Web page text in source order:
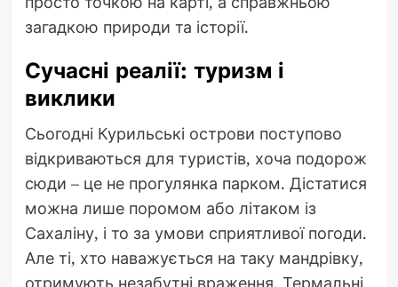
загадкою природи та історії.
Сучасні реалії: туризм і
виклики
Сьогодні Курильські острови поступово
відкриваються для туристів, хоча подорож
сюди – це не прогулянка парком. Дістатися
можна лише поромом або літаком із
Сахаліну, і то за умови сприятливої погоди.
Але ті, хто наважується на таку мандрівку,
отримують незабутні враження. Термальні